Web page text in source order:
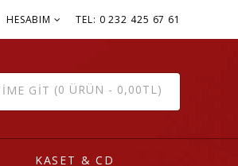
TEL: 0 232 425 67 61
HESABIM
GIT (0 ÜRÜN - 0,00TL)
KASET & CD